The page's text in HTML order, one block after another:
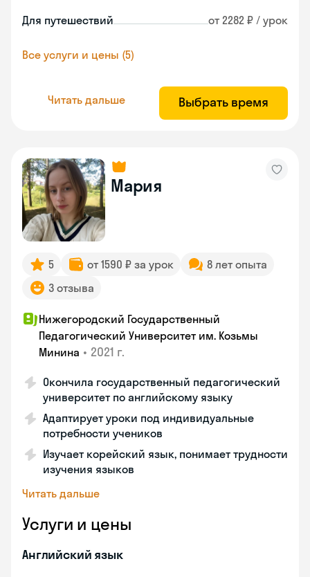
Для путешествий от 2282 ₽ / урок
Все услуги и цены (5)
Читать дальше Выбрать время
Мария
5 от 1590 ₽ за урок
8 лет опыта
3 отзыва
Нижегородский Государственный
Педагогический Университет им. Козьмы
Минина • 2021 г.
Окончила государственный педагогический
университет по английскому языку
Адаптирует уроки под индивидуальные
потребности учеников
Изучает корейский язык, понимает трудности
изучения языков
Читать дальше
Услуги и цены
Английский язык